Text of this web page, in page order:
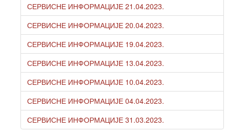
СЕРВИСНЕ ИНФОРМАЦИЈЕ 21.04.2023.
СЕРВИСНЕ ИНФОРМАЦИЈЕ 20.04.2023.
СЕРВИСНЕ ИНФОРМАЦИЈЕ 19.04.2023.
СЕРВИСНЕ ИНФОРМАЦИЈЕ 13.04.2023.
СЕРВИСНЕ ИНФОРМАЦИЈЕ 10.04.2023.
СЕРВИСНЕ ИНФОРМАЦИЈЕ 04.04.2023.
СЕРВИСНЕ ИНФОРМАЦИЈЕ 31.03.2023.